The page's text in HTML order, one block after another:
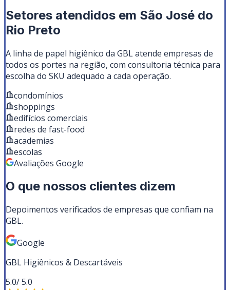
Setores atendidos em São José do
Rio Preto
A linha de papel higiênico da GBL atende empresas de
todos os portes na região, com consultoria técnica para
escolha do SKU adequado a cada operação.
condomínios
shoppings
edifícios comerciais
redes de fast-food
academias
escolas
Avaliações Google
O que nossos clientes dizem
Depoimentos verificados de empresas que confiam na
GBL.
Google
GBL Higiênicos & Descartáveis
5.0/ 5.0